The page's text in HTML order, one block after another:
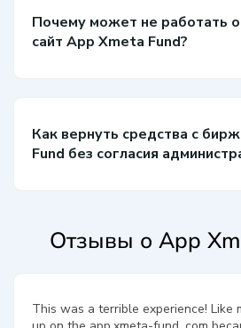
Почему может не работать
сайт App Xmeta Fund?
Как вернуть средства с
Fund без согласия
Отзывы о App
This was a terrible experience! Like